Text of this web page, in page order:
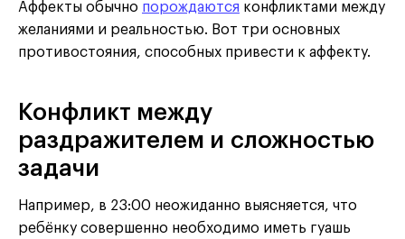
Аффекты обычно порождаются конфликтами между
желаниями и реальностью. Вот три основных
противостояния, способных привести к аффекту.
Конфликт между
раздражителем и сложностью
задачи
Например, в 23:00 неожиданно выясняется, что
ребёнку совершенно необходимо иметь гуашь